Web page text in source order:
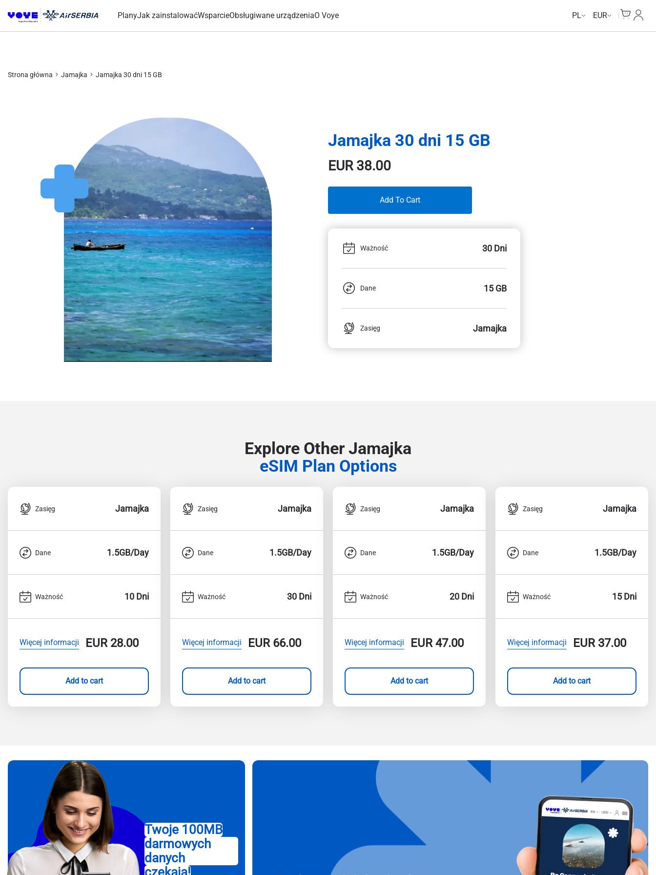
PlanyJak zainstalowaćWsparcieObsługiwane urządzeniaO Voye PL EUR
Moje
Strona główna Jamajka Jamajka 30 dni 15 GB
Jamajka 30 dni 15 GB
EUR38.00
Add To Cart
Ważność 30 Dni
Dane 15 GB
Zasięg Jamajka
Explore Other Jamajka
eSIM Plan Options
Zasięg Jamajka
Dane 1.5GB/Day
Ważność 10 Dni
Więcej informacji EUR28.00
Add to cart
Zasięg Jamajka
Dane 1.5GB/Day
Ważność 30 Dni
Więcej informacji EUR66.00
Add to cart
Zasięg Jamajka
Dane 1.5GB/Day
Ważność 20 Dni
Więcej informacji EUR47.00
Add to cart
Zasięg Jamajka
Dane 1.5GB/Day
Ważność 15 Dni
Więcej informacji EUR37.00
Add to cart
Twoje 100MB
darmowych
danych